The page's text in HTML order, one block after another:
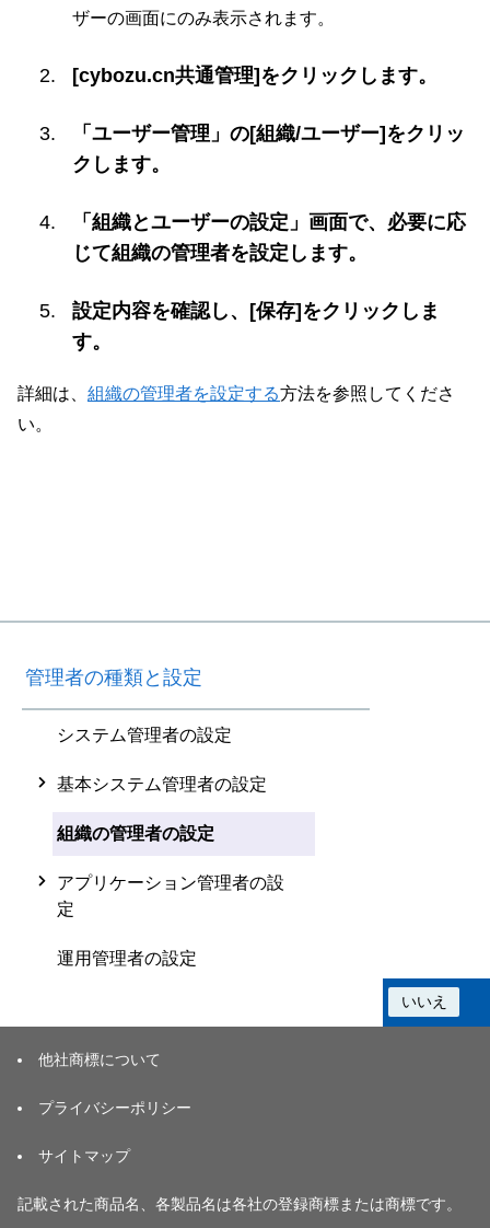
ザーの画面にのみ表示されます。
[cybozu.cn共通管理]をクリックします。
「ユーザー管理」の[組織/ユーザー]をクリッ
クします。
「組織とユーザーの設定」画面で、必要に応
じて組織の管理者を設定します。
設定内容を確認し、[保存]をクリックしま
す。
詳細は、 組織の管理者を設定する方法を参照してくださ
い。
管理者の種類と設定
システム管理者の設定
基本システム管理者の設定
組織の管理者の設定
アプリケーション管理者の設
定
運用管理者の設定
いいえ
他社商標について
プライバシーポリシー
サイトマップ
記載された商品名、各製品名は各社の登録商標または商標です。